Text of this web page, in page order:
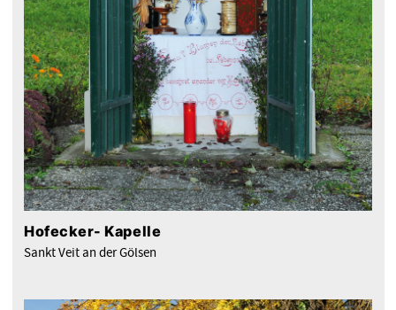
Hofecker- Kapelle
Sankt Veit an der Gölsen